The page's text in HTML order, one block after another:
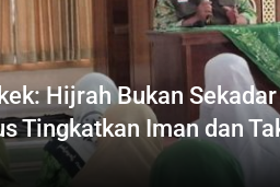
Hijrah Bukan
Tingkatkan Iman dan